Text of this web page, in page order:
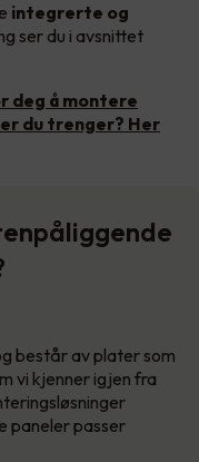
integrerte og
ser du i avsnittet
deg å montere
du trenger? Her
består av plater som
vi kjenner igjen fra
paneler passer